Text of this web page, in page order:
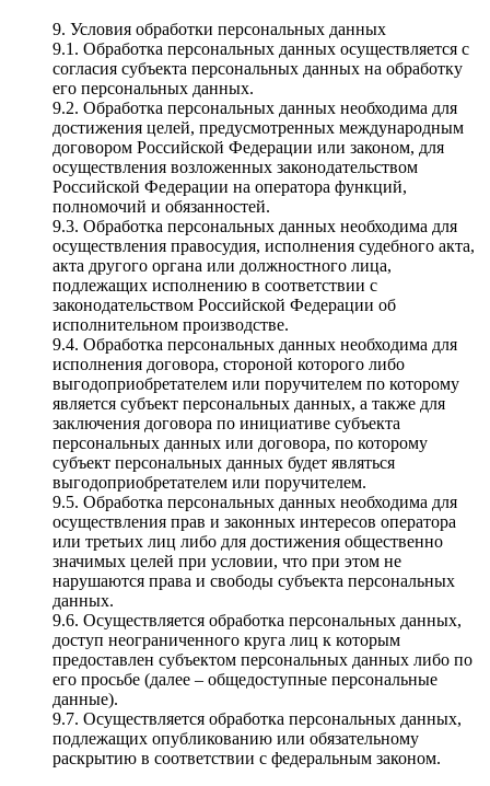
9. Условия обработки персональных данных
9.1. Обработка персональных данных осуществляется с
согласия субъекта персональных данных на обработку
его персональных данных.
9.2. Обработка персональных данных необходима для
достижения целей, предусмотренных международным
договором Российской Федерации или законом, для
осуществления возложенных законодательством
Российской Федерации на оператора функций,
полномочий и обязанностей.
9.3. Обработка персональных данных необходима для
осуществления правосудия, исполнения судебного акта,
акта другого органа или должностного лица,
подлежащих исполнению в соответствии с
законодательством Российской Федерации об
исполнительном производстве.
9.4. Обработка персональных данных необходима для
исполнения договора, стороной которого либо
выгодоприобретателем или поручителем по которому
является субъект персональных данных, а также для
заключения договора по инициативе субъекта
персональных данных или договора, по которому
субъект персональных данных будет являться
выгодоприобретателем или поручителем.
9.5. Обработка персональных данных необходима для
осуществления прав и законных интересов оператора
или третьих лиц либо для достижения общественно
значимых целей при условии, что при этом не
нарушаются права и свободы субъекта персональных
данных.
9.6. Осуществляется обработка персональных данных,
доступ неограниченного круга лиц к которым
предоставлен субъектом персональных данных либо по
его просьбе (далее – общедоступные персональные
данные).
9.7. Осуществляется обработка персональных данных,
подлежащих опубликованию или обязательному
раскрытию в соответствии с федеральным законом.